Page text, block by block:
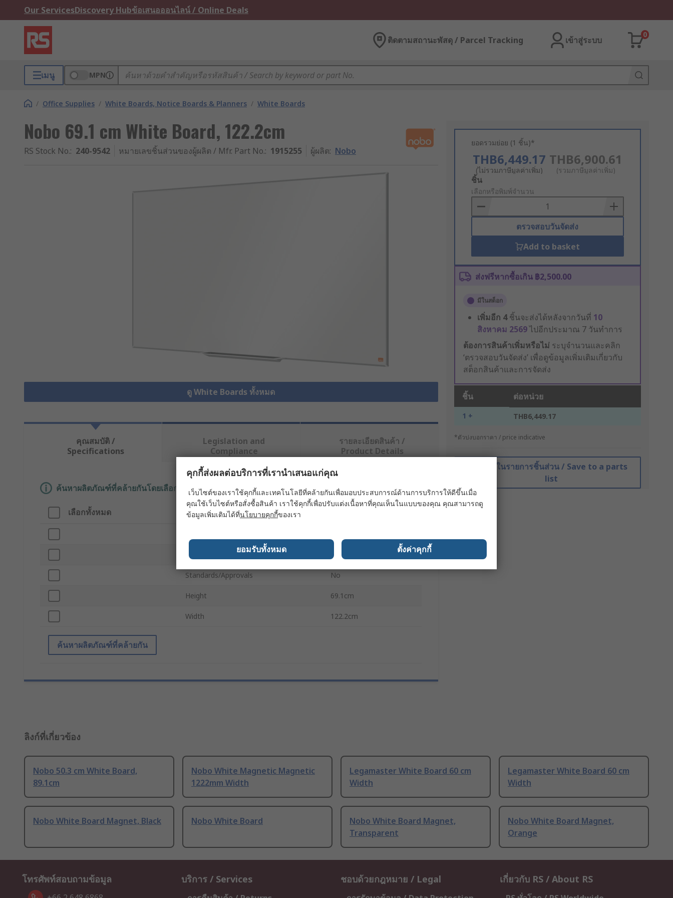
Our ServicesDiscovery Hubข้อเสนอออนไลน์ / Online Deals
ติดตามสถานะพัสดุ / Parcel Tracking เข้าสู่ระบบ
0
เมนู MPN
/ Office Supplies / White Boards, Notice Boards & Planners / White Boards
Nobo 69.1 cm White Board, 122.2cm
RS Stock No.: 240-9542 หมายเลขชิ้นส่วนของผู้ผลิต / Mfr. Part No.: 1915255 ผู้ผลิต: Nobo
ดู White Boards ทั้งหมด
ยอดรวมย่อย (1 ชิ้น)*
THB6,449.17
(ไม่รวมภาษีมูลค่าเพิ่ม)
THB6,900.61
(รวมภาษีมูลค่าเพิ่ม)
Add
to
Basket
ชิ้น
เลือกหรือพิมพ์จำนวน
ตรวจสอบวันจัดส่ง
Add to basket
ส่งฟรีหากซื้อเกิน ฿2,500.00
มีในสต็อก
เพิ่มอีก 4ชิ้นจะส่งได้หลังจากวันที่ 10
สิงหาคม 2569ไปอีกประมาณ 7 วันทำการ
ต้องการสินค้าเพิ่มหรือไม่ ระบุจำนวนและคลิก
‘ตรวจสอบวันจัดส่ง’ เพื่อดูข้อมูลเพิ่มเติมเกี่ยวกับ
สต็อกสินค้าและการจัดส่ง
ชิ้น ต่อหน่วย
1 + THB6,449.17
*ตัวบ่งบอกราคา / price indicative
บันทึกในรายการชิ้นส่วน / Save to a parts
list
คุณสมบัติ /
Specifications
Legislation and
Compliance
รายละเอียดสินค้า /
Product Details
ค้นหาผลิตภัณฑ์ที่คล้ายกันโดยเลือกคุณลักษณะอย่างน้อยหนึ่งรายการ
เลือกทั้งหมด คุณลักษณะ
Product Type White Board
Standards/Approvals No
Height 69.1cm
Width 122.2cm
ค้นหาผลิตภัณฑ์ที่คล้ายกัน
ลิงก์ที่เกี่ยวข้อง
Nobo 50.3 cm White Board,
89.1cm
Nobo White Magnetic Magnetic
1222mm Width
Legamaster White Board 60 cm
Width
Legamaster White Board 60 cm
Width
Nobo White Board Magnet, Black Nobo White Board
Nobo White Board Magnet,
Transparent
Nobo White Board Magnet,
Orange
โทรศัพท์สอบถามข้อมูล บริการ / Services ชอบด้วยกฎหมาย / Legal เกี่ยวกับ RS / About RS
คุกกี้ส่งผลต่อบริการที่เรานำเสนอแก่คุณ
เว็บไซต์ของเราใช้คุกกี้และเทคโนโลยีที่คล้ายกันเพื่อมอบประสบการณ์ด้านการบริการให้ดีขึ้นเมื่อ
คุณใช้เว็บไซต์หรือสั่งซื้อสินค้า เราใช้คุกกี้เพื่อปรับแต่งเนื้อหาที่คุณเห็นในแบบของคุณ คุณสามารถดู
ข้อมูลเพิ่มเติมได้ที่นโยบายคุกกี้ของเรา
ยอมรับทั้งหมด ตั้งค่าคุกกี้